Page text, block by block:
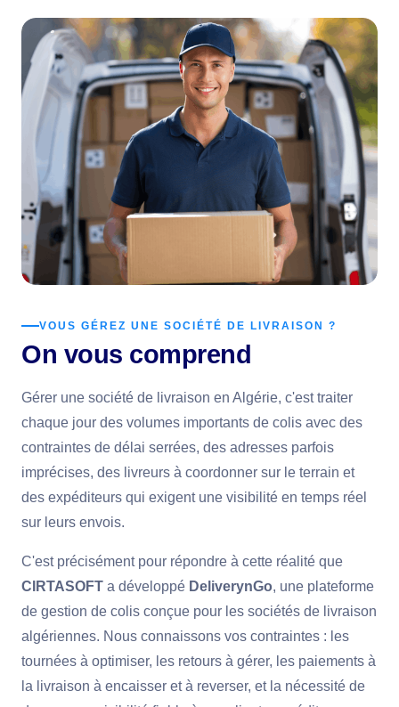
VOUS GÉREZ UNE SOCIÉTÉ DE LIVRAISON ?
On vous comprend
Gérer une société de livraison en Algérie, c'est traiter
chaque jour des volumes importants de colis avec des
contraintes de délai serrées, des adresses parfois
imprécises, des livreurs à coordonner sur le terrain et
des expéditeurs qui exigent une visibilité en temps réel
sur leurs envois.
C'est précisément pour répondre à cette réalité que
CIRTASOFT a développé DeliverynGo, une plateforme
de gestion de colis conçue pour les sociétés de livraison
algériennes. Nous connaissons vos contraintes : les
tournées à optimiser, les retours à gérer, les paiements à
la livraison à encaisser et à reverser, et la nécessité de